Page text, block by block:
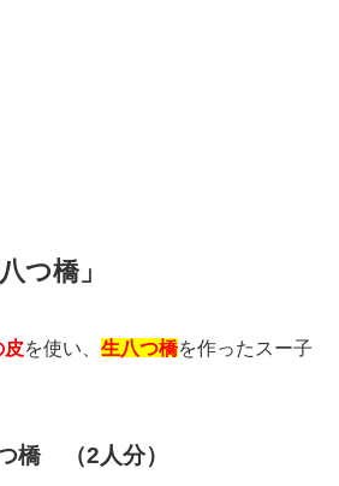
つ橋」
皮を使い、 生八つ橋を作ったスー子
橋 （2人分）